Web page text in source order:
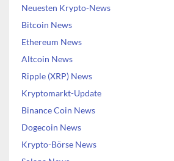
Neuesten Krypto-News
Bitcoin News
Ethereum News
Altcoin News
Ripple (XRP) News
Kryptomarkt-Update
Binance Coin News
Dogecoin News
Krypto-Börse News